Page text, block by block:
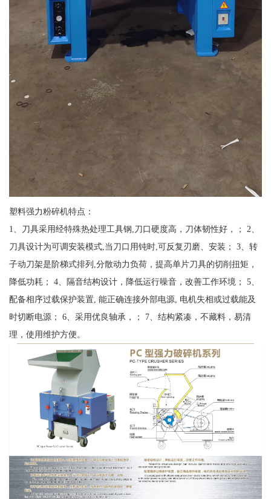
塑料强力粉碎机特点：
1、刀具采用经特殊热处理工具钢,刀口硬度高，刀体韧性好，； 2、
刀具设计为可调安装模式,当刀口用钝时,可反复刃磨、安装； 3、转
子动刀架是阶梯式排列,分散动力负荷，提高单片刀具的切削扭矩，
降低功耗； 4、隔音结构设计，降低运行噪音，改善工作环境； 5、
配备相序过载保护装置, 能正确连接外部电源, 电机失相或过载能及
时切断电源； 6、采用优良轴承，； 7、结构紧凑，不藏料，易清
理，使用维护方便。